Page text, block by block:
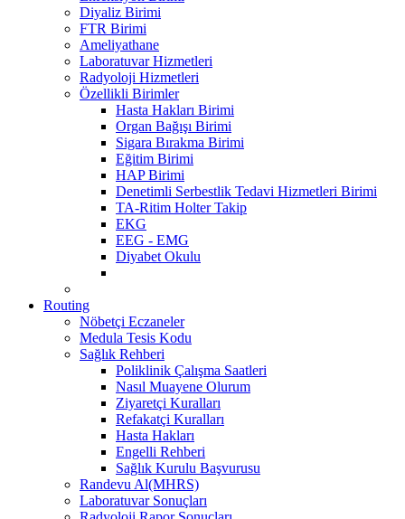
Diyaliz Birimi
FTR Birimi
Ameliyathane
Laboratuvar Hizmetleri
Radyoloji Hizmetleri
Özellikli Birimler
Hasta Hakları Birimi
Organ Bağışı Birimi
Sigara Bırakma Birimi
Eğitim Birimi
HAP Birimi
Denetimli Serbestlik Tedavi Hizmetleri Birimi
TA-Ritim Holter Takip
EKG
EEG - EMG
Diyabet Okulu
Routing
Nöbetçi Eczaneler
Medula Tesis Kodu
Sağlık Rehberi
Poliklinik Çalışma Saatleri
Nasıl Muayene Olurum
Ziyaretçi Kuralları
Refakatçi Kuralları
Hasta Hakları
Engelli Rehberi
Sağlık Kurulu Başvurusu
Randevu Al(MHRS)
Laboratuvar Sonuçları